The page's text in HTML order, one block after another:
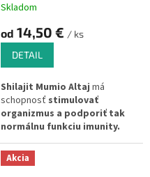
Skladom
od 14,50 € / ks
DETAIL
Shilajit Mumio Altaj má
schopnosť stimulovať
organizmus a podporiť tak
normálnu funkciu imunity.
Teraz na trhu v "tekutej"
podobe (husté ako smola).
Akcia